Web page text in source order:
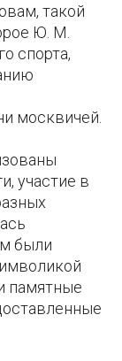
такой
Ю. М.
спорта,
москвичей.
участие в
были
памятные